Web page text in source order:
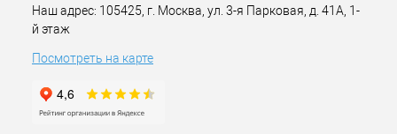
Наш адрес: 105425, г. Москва, ул. 3-я Парковая, д. 41А, 1-
й этаж
Посмотреть на карте